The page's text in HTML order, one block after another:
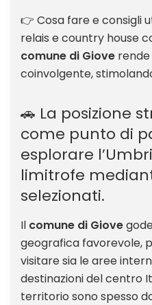
👉 Cosa fare e consigli
relais e country house
comune di Giove
coinvolgente,
🚗 La posizione
come punto di
esplorare
limitrofe
selezionati.
Il comune di Giove
geografica favorevole,
visitare sia le aree
destinazioni del centro
territorio sono spesso